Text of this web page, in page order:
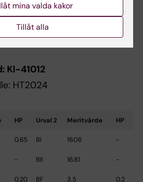
- BF 4.0 0.30
KI-41012
HT2024
HP Urval 2 Meritvärde HP
0.65 BI 16.08 -
- BII 16.81 -
0.20 BF 3.5 0.2
mina valda kakor
Tillåt alla